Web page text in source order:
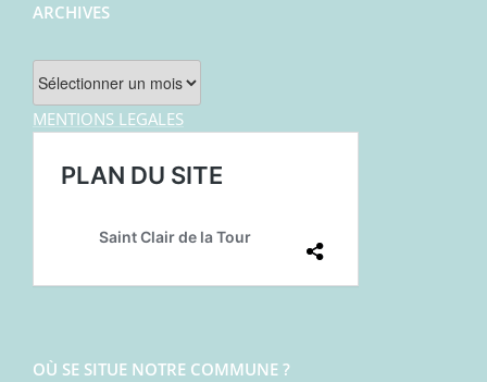
ARCHIVES
Archives
MENTIONS LEGALES
OÙ SE SITUE NOTRE COMMUNE ?